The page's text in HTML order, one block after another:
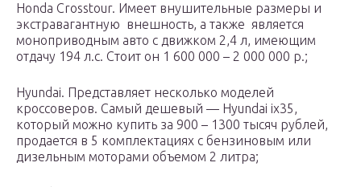
Honda Crosstour. Имеет внушительные размеры и
экстравагантную внешность, а также является
моноприводным авто с движком 2,4 л, имеющим
отдачу 194 л.с. Стоит он 1 600 000 – 2 000 000 р.;
Hyundai. Представляет несколько моделей
кроссоверов. Самый дешевый — Hyundai ix35,
который можно купить за 900 – 1300 тысяч рублей,
продается в 5 комплектациях с бензиновым или
дизельным моторами объемом 2 литра;